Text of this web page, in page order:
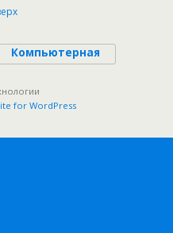
Компьютерная
for WordPress